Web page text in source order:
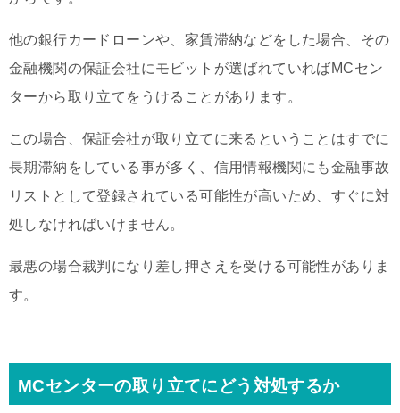
他の銀行カードローンや、家賃滞納などをした場合、その
金融機関の保証会社にモビットが選ばれていればMCセン
ターから取り立てをうけることがあります。
この場合、保証会社が取り立てに来るということはすでに
長期滞納をしている事が多く、信用情報機関にも金融事故
リストとして登録されている可能性が高いため、すぐに対
処しなければいけません。
最悪の場合裁判になり差し押さえを受ける可能性がありま
す。
MCセンターの取り立てにどう対処するか